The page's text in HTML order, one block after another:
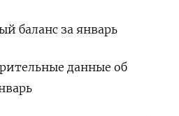
баланс за январь
данные об